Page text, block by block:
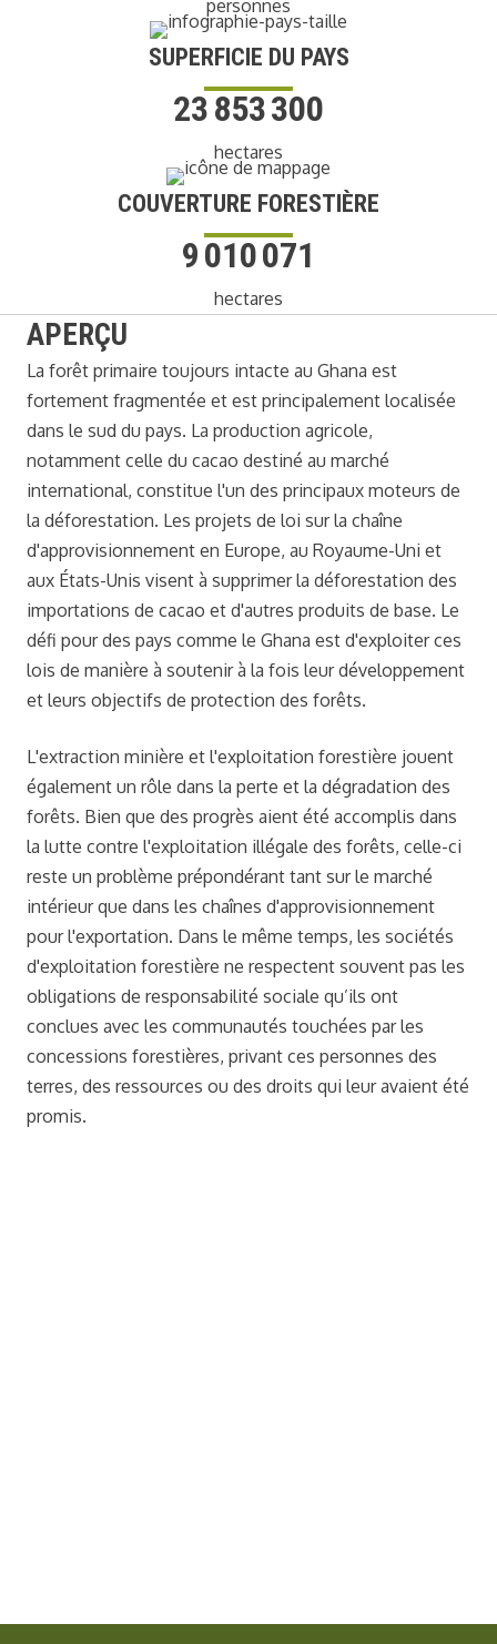
personnes
SUPERFICIE DU PAYS
23 853 300
hectares
COUVERTURE FORESTIÈRE
9 010 071
hectares
APERÇU
La forêt primaire toujours intacte au Ghana est
fortement fragmentée et est principalement localisée
dans le sud du pays. La production agricole,
notamment celle du cacao destiné au marché
international, constitue l'un des principaux moteurs de
la déforestation. Les projets de loi sur la chaîne
d'approvisionnement en Europe, au Royaume-Uni et
aux États-Unis visent à supprimer la déforestation des
importations de cacao et d'autres produits de base. Le
défi pour des pays comme le Ghana est d'exploiter ces
lois de manière à soutenir à la fois leur développement
et leurs objectifs de protection des forêts.
L'extraction minière et l'exploitation forestière jouent
également un rôle dans la perte et la dégradation des
forêts. Bien que des progrès aient été accomplis dans
la lutte contre l'exploitation illégale des forêts, celle-ci
reste un problème prépondérant tant sur le marché
intérieur que dans les chaînes d'approvisionnement
pour l'exportation. Dans le même temps, les sociétés
d'exploitation forestière ne respectent souvent pas les
obligations de responsabilité sociale qu’ils ont
conclues avec les communautés touchées par les
concessions forestières, privant ces personnes des
terres, des ressources ou des droits qui leur avaient été
promis.